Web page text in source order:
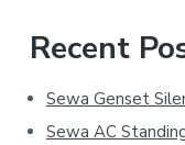
Recent
Sewa Genset
Sewa AC